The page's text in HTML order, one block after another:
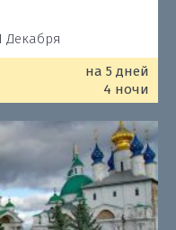
Декабря
на 5 дней
4 ночи